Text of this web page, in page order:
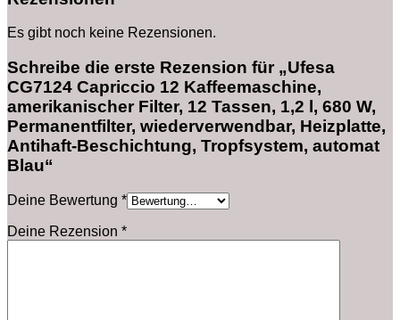
Es gibt noch keine Rezensionen.
Schreibe die erste Rezension für „Ufesa
CG7124 Capriccio 12 Kaffeemaschine,
amerikanischer Filter, 12 Tassen, 1,2 l, 680 W,
Permanentfilter, wiederverwendbar, Heizplatte,
Antihaft-Beschichtung, Tropfsystem, automat
Blau“
Deine Bewertung *
Deine Rezension *